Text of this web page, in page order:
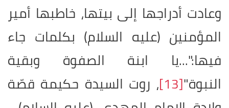
وعادت أدراجها إلى بيتها، خاطبها أمير
المؤمنين (عليه السلام) بكلمات جاء
فيها:"...يا ابنة الصفوة وبقية
النبوة"[13]، روت السيدة حكيمة قصّة